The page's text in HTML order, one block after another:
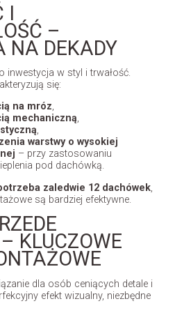
I
–
NA DEKADY
inwestycja w styl i trwałość.
się:
na mróz,
mechaniczną,
,
warstwy o wysokiej
– przy zastosowaniu
pod dachówką.
zaledwie 12 dachówek,
są bardziej efektywne.
KLUCZOWE
dla osób ceniących detale i
efekt wizualny, niezbędne